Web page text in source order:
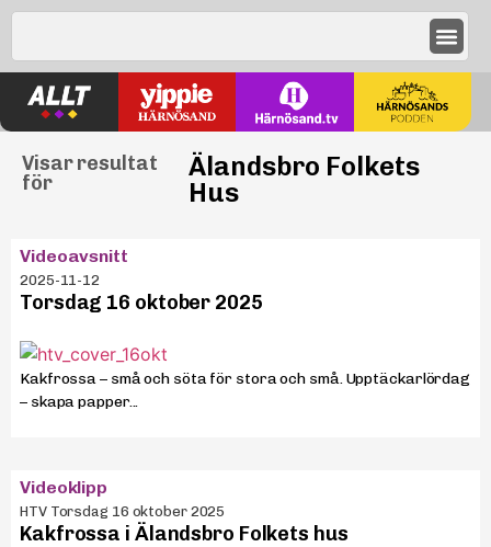
Visar resultat
för
Älandsbro Folkets
Hus
Videoavsnitt
2025-11-12
Torsdag 16 oktober 2025
Kakfrossa – små och söta för stora och små. Upptäckarlördag
– skapa papper...
Videoklipp
HTV Torsdag 16 oktober 2025
Kakfrossa i Älandsbro Folkets hus